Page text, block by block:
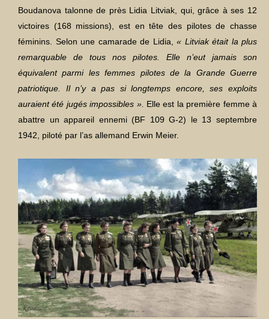
Boudanova talonne de près Lidia Litviak, qui, grâce à ses 12
victoires (168 missions), est en tête des pilotes de chasse
féminins. Selon une camarade de Lidia, « Litviak était la plus
remarquable de tous nos pilotes. Elle n’eut jamais son
équivalent parmi les femmes pilotes de la Grande Guerre
patriotique. Il n’y a pas si longtemps encore, ses exploits
auraient été jugés impossibles ». Elle est la première femme à
abattre un appareil ennemi (BF 109 G-2) le 13 septembre
1942, piloté par l’as allemand Erwin Meier.